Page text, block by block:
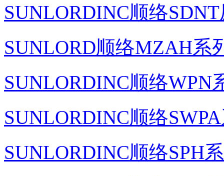
SUNLORDINC顺络
SUNLORD顺络MZAH系
SUNLORDINC顺络WPN
SUNLORDINC顺络
SUNLORDINC顺络SPH